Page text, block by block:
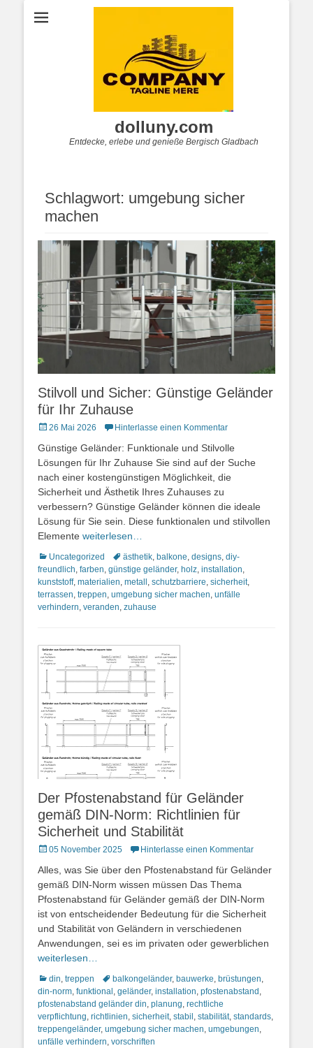
dolluny.com
Entdecke, erlebe und genieße Bergisch Gladbach
Schlagwort: umgebung sicher
machen
Stilvoll und Sicher: Günstige Geländer
für Ihr Zuhause
Posted
26 Mai 2026 Hinterlasse einen Kommentar
Günstige Geländer: Funktionale und Stilvolle
Lösungen für Ihr Zuhause Sie sind auf der Suche
nach einer kostengünstigen Möglichkeit, die
Sicherheit und Ästhetik Ihres Zuhauses zu
verbessern? Günstige Geländer können die ideale
Lösung für Sie sein. Diese funktionalen und stilvollen
Elemente weiterlesen…
Kategorien
Uncategorized Schlagworte
ästhetik, balkone, designs, diy-
freundlich, farben, günstige geländer, holz, installation,
kunststoff, materialien, metall , schutzbarriere, sicherheit,
terrassen, treppen, umgebung sicher machen, unfälle
verhindern, veranden, zuhause
Der Pfostenabstand für Geländer
gemäß DIN-Norm: Richtlinien für
Sicherheit und Stabilität
Posted
05 November 2025 Hinterlasse einen Kommentar
Alles, was Sie über den Pfostenabstand für Geländer
gemäß DIN-Norm wissen müssen Das Thema
Pfostenabstand für Geländer gemäß der DIN-Norm
ist von entscheidender Bedeutung für die Sicherheit
und Stabilität von Geländern in verschiedenen
Anwendungen, sei es im privaten oder gewerblichen
weiterlesen…
Kategorien
din, treppen Schlagworte
balkongeländer, bauwerke, brüstungen,
din-norm, funktional , geländer, installation, pfostenabstand ,
pfostenabstand geländer din, planung, rechtliche
verpflichtung, richtlinien, sicherheit, stabil , stabilität, standards,
treppengeländer, umgebung sicher machen, umgebungen,
unfälle verhindern, vorschriften